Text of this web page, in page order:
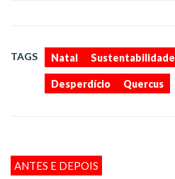
TAGS Natal Sustentabilidade
Desperdício Quercus
ANTES E DEPOIS